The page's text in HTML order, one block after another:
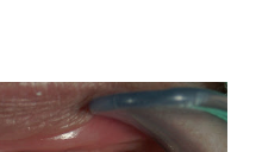
療は、私自身、その効果に対
治療だと考えています。 当
た、 歯周病 に罹患する事で
のスパイラルに陥ってしま